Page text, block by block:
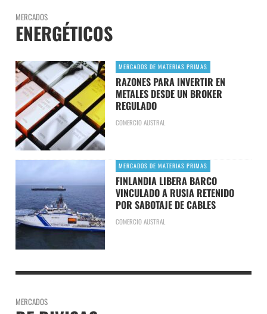
MERCADOS
ENERGÉTICOS
MERCADOS DE MATERIAS PRIMAS
RAZONES PARA INVERTIR EN
METALES DESDE UN BROKER
REGULADO
COMERCIO AUSTRAL
MERCADOS DE MATERIAS PRIMAS
FINLANDIA LIBERA BARCO
VINCULADO A RUSIA RETENIDO
POR SABOTAJE DE CABLES
COMERCIO AUSTRAL
MERCADOS